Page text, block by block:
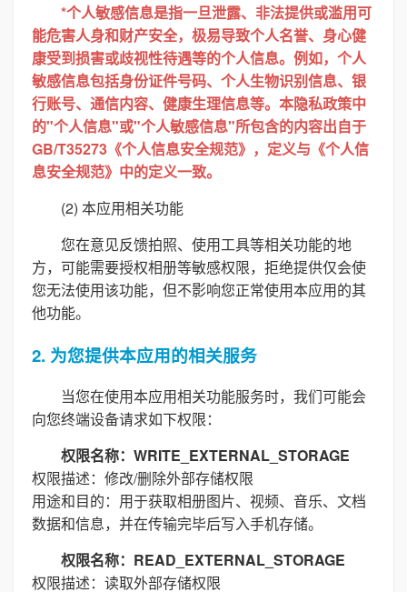
*个人敏感信息是指一旦泄露、非法提供或滥用可
能危害人身和财产安全，极易导致个人名誉、身心健
康受到损害或歧视性待遇等的个人信息。例如，个人
敏感信息包括身份证件号码、个人生物识别信息、银
行账号、通信内容、健康生理信息等。本隐私政策中
的"个人信息"或"个人敏感信息"所包含的内容出自于
GB/T35273《个人信息安全规范》，定义与《个人信
息安全规范》中的定义一致。
(2) 本应用相关功能
您在意见反馈拍照、使用工具等相关功能的地
方，可能需要授权相册等敏感权限，拒绝提供仅会使
您无法使用该功能，但不影响您正常使用本应用的其
他功能。
2. 为您提供本应用的相关服务
当您在使用本应用相关功能服务时，我们可能会
向您终端设备请求如下权限：
权限名称：WRITE_EXTERNAL_STORAGE
权限描述：修改/删除外部存储权限
用途和目的：用于获取相册图片、视频、音乐、文档
数据和信息，并在传输完毕后写入手机存储。
权限名称：READ_EXTERNAL_STORAGE
权限描述：读取外部存储权限